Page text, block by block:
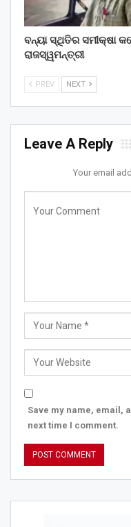
ବନ୍ୟା ସ୍ଥିତିର ସମୀକ୍ଷା
ରାଜସ୍ୱମନ୍ତ୍ରୀ
PREV NEXT
Leave A Reply
Your email
Save my name, email,
next time I comment.